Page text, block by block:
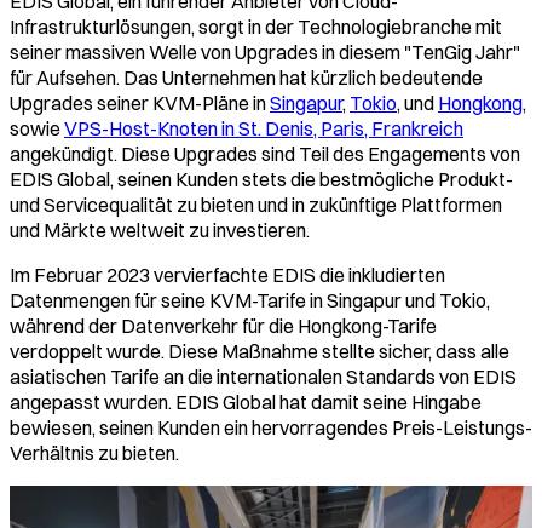
Infrastrukturlösungen, sorgt in der Technologiebranche mit
seiner massiven Welle von Upgrades in diesem "TenGig Jahr"
für Aufsehen. Das Unternehmen hat kürzlich bedeutende
Upgrades seiner KVM-Pläne inSingapur, Tokio, und Hongkong,
sowieVPS-Host-Knoten in St. Denis, Paris, Frankreich
angekündigt. Diese Upgrades sind Teil des Engagements von
EDIS Global, seinen Kunden stets die bestmögliche Produkt-
und Servicequalität zu bieten und in zukünftige Plattformen
und Märkte weltweit zu investieren.
Im Februar 2023 vervierfachte EDIS die inkludierten
Datenmengen für seine KVM-Tarife in Singapur und Tokio,
während der Datenverkehr für die Hongkong-Tarife
verdoppelt wurde. Diese Maßnahme stellte sicher, dass alle
asiatischen Tarife an die internationalen Standards von EDIS
angepasst wurden. EDIS Global hat damit seine Hingabe
bewiesen, seinen Kunden ein hervorragendes Preis-Leistungs-
Verhältnis zu bieten.